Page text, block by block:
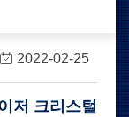
2022-02-25
저 크리스털